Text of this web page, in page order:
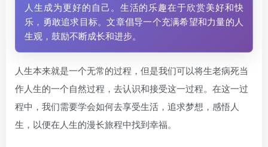
人生成为更好的自己。生活的乐趣在于欣赏美好和快
乐，勇敢追求目标。文章倡导一个充满希望和力量的人
生观，鼓励不断成长和进步。
人生本来就是一个无常的过程，但是我们可以将生老病死当
作人生的一个自然过程，去认识和接受这一过程。在这一过
程中，我们需要学会如何去享受生活，追求梦想，感悟人
生，以便在人生的漫长旅程中找到幸福。